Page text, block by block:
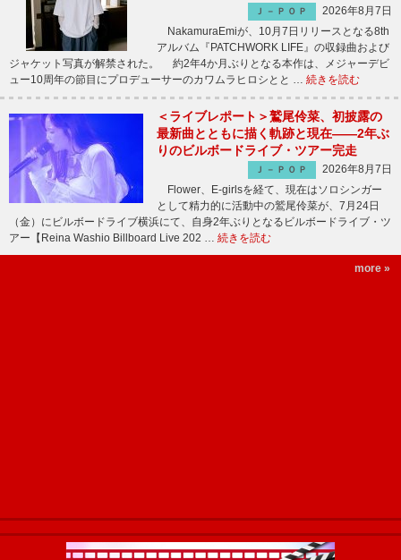
Ｊ－ＰＯＰ
2026年8月7日
NakamuraEmiが、10月7日リリースとなる8th
アルバム『PATCHWORK LIFE』の収録曲および
ジャケット写真が解禁された。 約2年4か月ぶりとなる本作は、メジャーデビ
ュー10周年の節目にプロデューサーのカワムラヒロシとと … 続きを読む
＜ライブレポート＞鷲尾伶菜、初披露の
最新曲とともに描く軌跡と現在――2年ぶ
りのビルボードライブ・ツアー完走
Ｊ－ＰＯＰ
2026年8月7日
Flower、E-girlsを経て、現在はソロシンガー
として精力的に活動中の鷲尾伶菜が、7月24日
（金）にビルボードライブ横浜にて、自身2年ぶりとなるビルボードライブ・ツ
アー【Reina Washio Billboard Live 202 … 続きを読む
more »